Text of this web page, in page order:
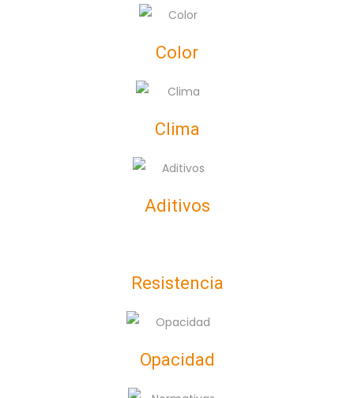
Color
Clima
Aditivos
Resistencia
Opacidad